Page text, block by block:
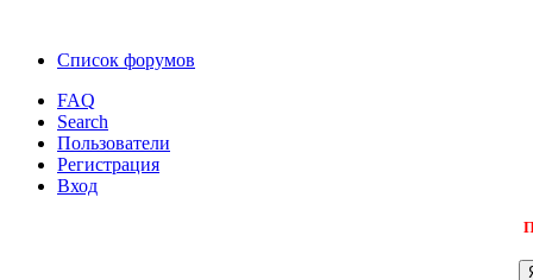
Список форумов
FAQ
Search
Пользователи
Регистрация
Вход